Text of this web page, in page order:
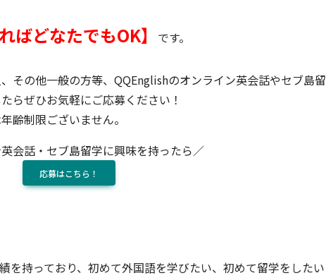
ばどなたでもOK】 です。
その他一般の方等、QQEnglishのオンライン英会話やセブ島留
らぜひお気軽にご応募ください！
齢制限ございません。
会話・セブ島留学に興味を持ったら／
応募はこちら！
を持っており、初めて外国語を学びたい、初めて留学をしたい